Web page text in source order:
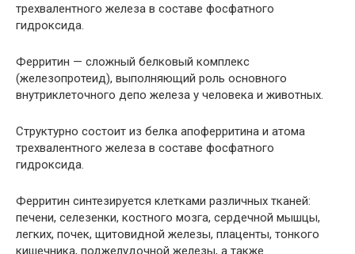
трехвалентного железа в составе фосфатного
гидроксида.
Ферритин — сложный белковый комплекс
(железопротеид), выполняющий роль основного
внутриклеточного депо железа у человека и животных.
Структурно состоит из белка апоферритина и атома
трехвалентного железа в составе фосфатного
гидроксида.
Ферритин синтезируется клетками различных тканей:
печени, селезенки, костного мозга, сердечной мышцы,
легких, почек, щитовидной железы, плацен­ты, тонкого
кишечника, поджелудочной железы, а также